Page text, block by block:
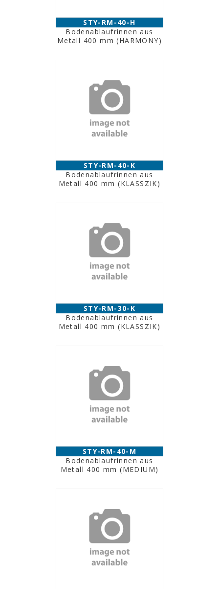
STY-RM-40-H
Bodenablaufrinnen aus
Metall 400 mm (HARMONY)
STY-RM-40-K
Bodenablaufrinnen aus
Metall 400 mm (KLASSZIK)
STY-RM-30-K
Bodenablaufrinnen aus
Metall 400 mm (KLASSZIK)
STY-RM-40-M
Bodenablaufrinnen aus
Metall 400 mm (MEDIUM)